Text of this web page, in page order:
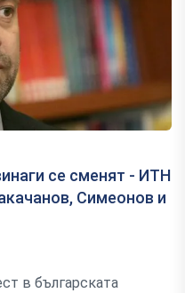
се сменят - ИТН
Симеонов и
в българската